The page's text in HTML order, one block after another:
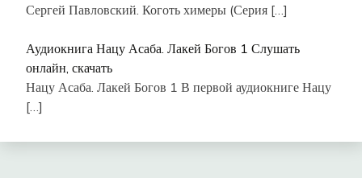
Сергей Павловский. Коготь химеры (Серия […]
Аудиокнига Нацу Асаба. Лакей Богов 1 Слушать
онлайн, скачать
Нацу Асаба. Лакей Богов 1 В первой аудиокниге Нацу
[…]